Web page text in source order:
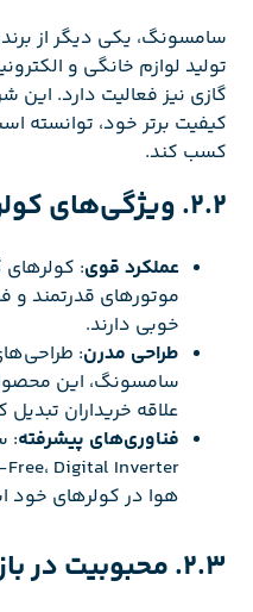
سامسونگ، یکی دیگر از
تولید لوازم خانگی و
گازی نیز فعالیت دارد. این
کیفیت برتر خود، توانسته
کسب کند.
2.2. ویژگی‌های کولرهای گازی سامسونگ
عملکرد قوی:
موتورهای قدرتمند و
خوبی دارند.
طراحی مدرن:
سامسونگ، این
علاقه خریداران
فناوری‌های پیشرفته:
هوا در کولرهای خود
2.3. محبوبیت در بازار ایران